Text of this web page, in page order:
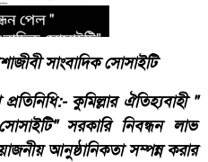
সাংবাদিক সোসাইটি
কুমিল্লার ঐতিহ্যবাহী "
সরকারি নিবন্ধন লাভ
আনুষ্ঠানিকতা সম্পন্ন করার